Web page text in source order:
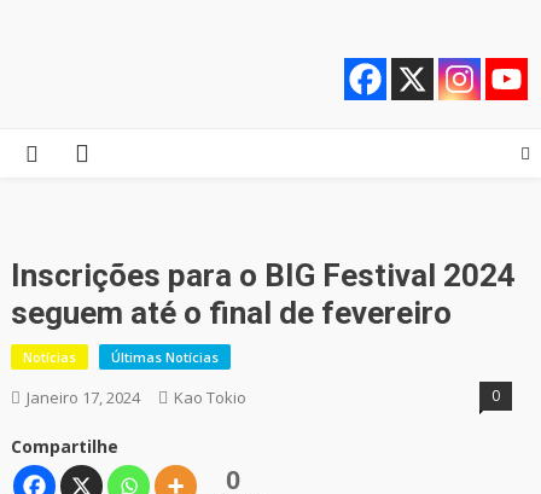
Quebrando o Controle
Inscrições para o BIG Festival 2024
seguem até o final de fevereiro
Notícias Últimas Notícias
Janeiro 17, 2024 Kao Tokio 0
Compartilhe
0